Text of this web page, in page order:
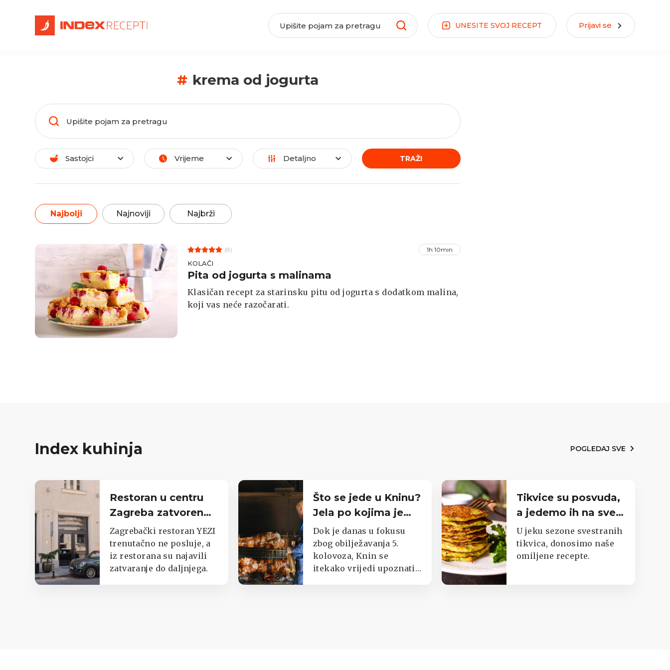
UNESITE SVOJ RECEPT Prijavi se
# krema od jogurta
Sastojci Vrijeme Detaljno TRAŽI
Najbolji Najnoviji Najbrži
(8) 1h 10min
KOLAČI
Pita od jogurta s malinama
Klasičan recept za starinsku pitu od jogurta s dodatkom malina,
koji vas neće razočarati.
Index kuhinja POGLEDAJ SVE
Restoran u centru
Zagreba zatvoren
do daljnjega,
oglasili se iz lokala
Zagrebački restoran YEZI
trenutačno ne posluje, a
iz restorana su najavili
zatvaranje do daljnjega.
Što se jede u Kninu?
Jela po kojima je
poznat cijeli kraj
Dok je danas u fokusu
zbog obilježavanja 5.
kolovoza, Knin se
itekako vrijedi upoznati i
Tikvice su posvuda,
a jedemo ih na sve
moguće načine.
Imamo top listu
U jeku sezone svestranih
tikvica, donosimo naše
omiljene recepte.